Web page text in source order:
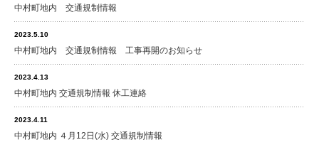
中村町地内 交通規制情報
2023.5.10
中村町地内 交通規制情報 工事再開のお知らせ
2023.4.13
中村町地内 交通規制情報 休工連絡
2023.4.11
中村町地内 ４月12日(水) 交通規制情報